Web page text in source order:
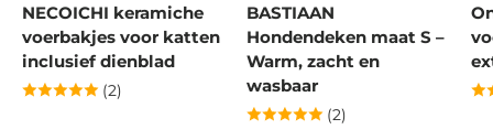
NECOICHI keramiche
voerbakjes voor katten
inclusief dienblad
(2)
BASTIAAN
Hondendeken maat S –
Warm, zacht en
wasbaar
(2)